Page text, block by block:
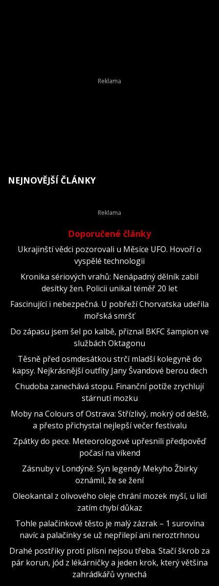
NEJNOVĚJŠÍ ČLÁNKY
Doporučené články
Ukrajinští vědci pozorovali u Měsíce UFO. Hovoří o
vyspělé technologii
Kronika sériových vrahů: Nenápadný dělník zabil
desítky žen. Policii unikal téměř 20 let
Fascinující i nebezpečná. U pobřeží Chorvatska udeřila
mořská smršť
Do zápasu jsem šel po kalbě, přiznal BKFC šampion ve
službách Oktagonu
Těsně před osmdesátkou strčí mladší kolegyně do
kapsy. Nejkrásnější outfity Jany Švandové berou dech
Chudoba zanechává stopu. Finanční potíže zrychlují
stárnutí mozku
Moby na Colours of Ostrava: Střízlivý, mokrý od deště,
a přesto přichystal nejlepší večer festivalu
Zpátky do pece. Meteorologové upřesnili předpověď
počasí na víkend
Zásnuby v Londýně: Syn legendy Mekyho Žbirky
oznámil, že se žení
Oleokantal z olivového oleje chrání mozek myší, u lidí
zatím chybí důkaz
Tohle palačinkové těsto je malý zázrak – 1 surovina
navíc a palačinky se už nepřilepí ani neroztrhnou
Drahé postřiky proti plísni nejsou třeba. Stačí škrob za
pár korun, jód z lékárničky a jeden krok, který většina
zahrádkářů vynechá